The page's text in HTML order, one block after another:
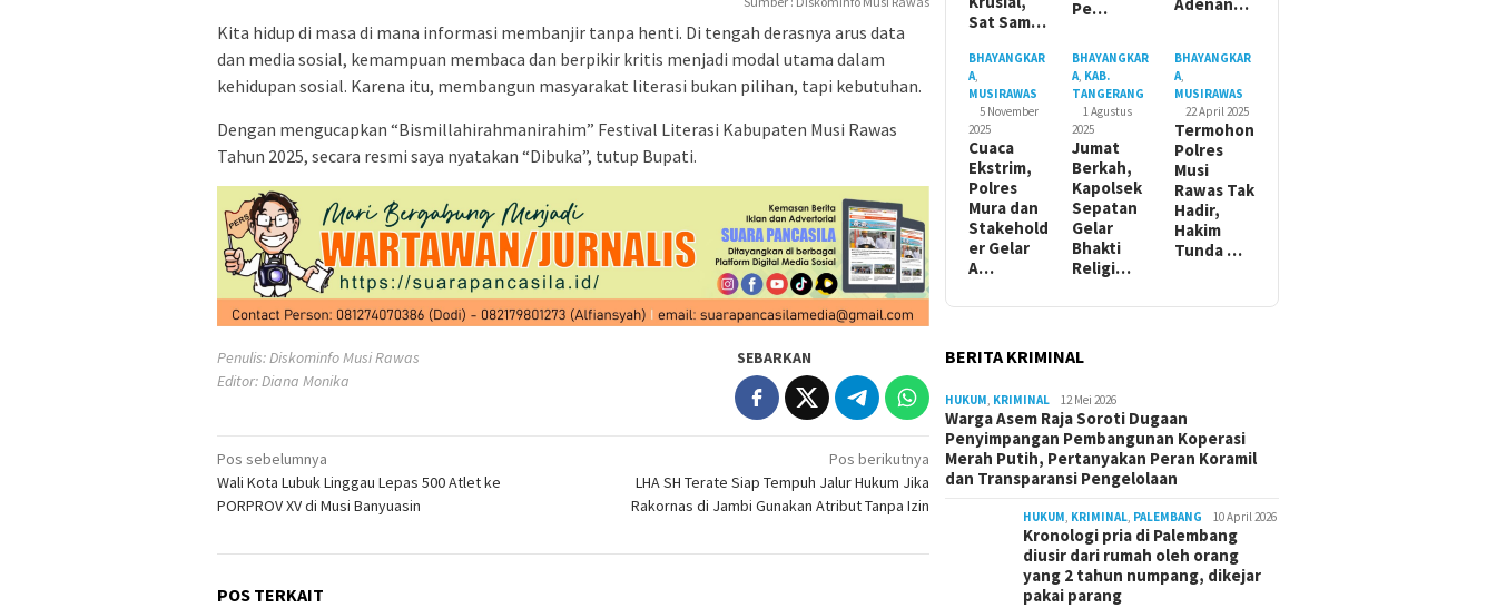
Kita hidup di masa di mana informasi membanjir tanpa henti. Di tengah derasnya arus data
dan media sosial, kemampuan membaca dan berpikir kritis menjadi modal utama dalam
kehidupan sosial. Karena itu, membangun masyarakat literasi bukan pilihan, tapi kebutuhan.
Dengan mengucapkan “Bismillahirahmanirahim” Festival Literasi Kabupaten Musi Rawas
Tahun 2025, secara resmi saya nyatakan “Dibuka”, tutup Bupati.
Penulis: Diskominfo Musi Rawas
Editor: Diana Monika
SEBARKAN
Navigasi
pos
Pos sebelumnya
Wali Kota Lubuk Linggau Lepas 500 Atlet ke
PORPROV XV di Musi Banyuasin
Pos berikutnya
LHA SH Terate Siap Tempuh Jalur Hukum Jika
Rakornas di Jambi Gunakan Atribut Tanpa Izin
POS TERKAIT
Sat Sam…
Pe…
BHAYANGKAR
A,
MUSIRAWAS
5 November
2025
Cuaca
Ekstrim,
Polres
Mura dan
Stakehold
er Gelar
A…
BHAYANGKAR
A, KAB.
TANGERANG
1 Agustus
2025
Jumat
Berkah,
Kapolsek
Sepatan
Gelar
Bhakti
Religi…
BHAYANGKAR
A,
MUSIRAWAS
22 April 2025
Termohon
Polres
Musi
Rawas Tak
Hadir,
Hakim
Tunda …
BERITA KRIMINAL
HUKUM, KRIMINAL 12 Mei 2026
Warga Asem Raja Soroti Dugaan
Penyimpangan Pembangunan Koperasi
Merah Putih, Pertanyakan Peran Koramil
dan Transparansi Pengelolaan
HUKUM, KRIMINAL, PALEMBANG 10 April 2026
Kronologi pria di Palembang
diusir dari rumah oleh orang
yang 2 tahun numpang, dikejar
pakai parang